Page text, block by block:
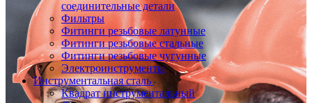
соединительные детали
Фильтры
Фитинги резьбовые латунные
Фитинги резьбовые стальные
Фитинги резьбовые чугунные
Электроинструменты
Инструментальная сталь
Квадрат инструментальный